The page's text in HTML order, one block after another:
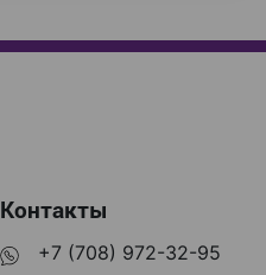
Контакты
+7 (708) 972-32-95